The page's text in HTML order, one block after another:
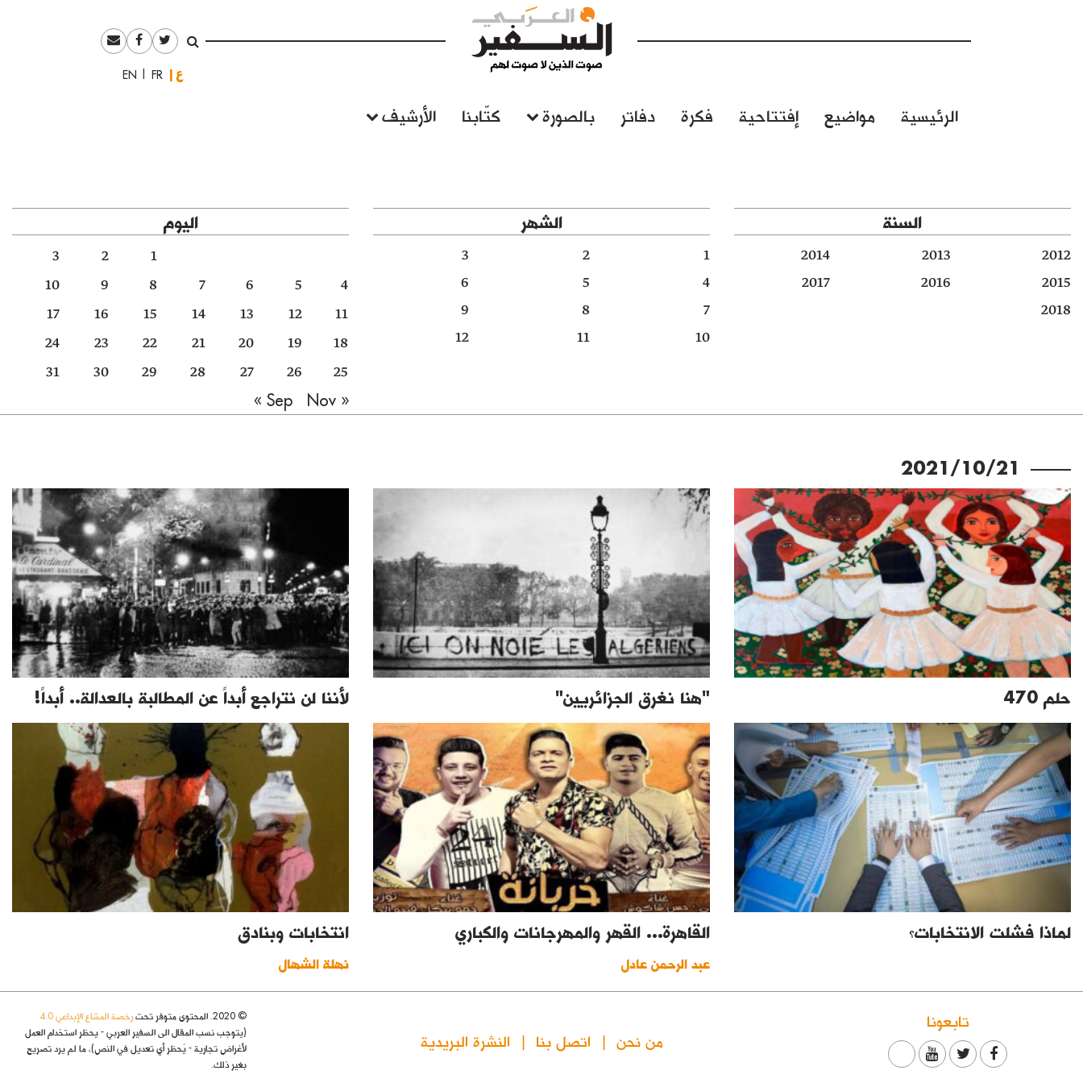
العربيةFrançais
English
الرئيسية مواضيع إفتتاحية فكرة دفاتر بالصورة كتّابنا الأرشيف
السنة
2012
2013
2014
2015
2016
2017
2018
الشهر
1
2
3
4
5
6
7
8
9
10
11
12
اليوم
1
2
3
4
5
6
7
8
9
10
11
12
13
14
15
16
17
18
19
20
21
22
23
24
25
26
27
28
29
30
31
« Sep
Nov »
2021/10/21
حلم 470 "هنا نغرق الجزائريين" لأننا لن نتراجع أبداً عن المطالبة بالعدالة.. أبداً!
لماذا فشلت الانتخابات؟ القاهرة... القهر والمهرجانات والكباري
عبد الرحمن عادل
انتخابات وبنادق
نهلة الشهال
تابعونا
من نحن
اتصل بنا النشرة البريدية
© 2020. المحتوى متوفر تحت
رخصة المشاع الإبداعي 4.0
(يتوجب نسب المقال الى السفير العربي - يحظر استخدام العمل
لأغراض تجارية - يُحظر أي تعديل في النص)، ما لم يرد تصريح
بغير ذلك.